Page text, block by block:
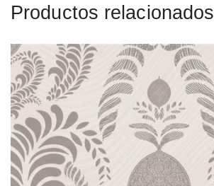
Productos relacionados